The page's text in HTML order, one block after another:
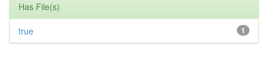
Has File(s)
1
true